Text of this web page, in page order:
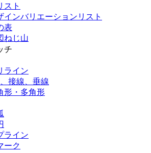
スト
インバリエーションリスト
表
ねじ山
チ
ライン
接線、垂線
形・多角形
ライン
ーク